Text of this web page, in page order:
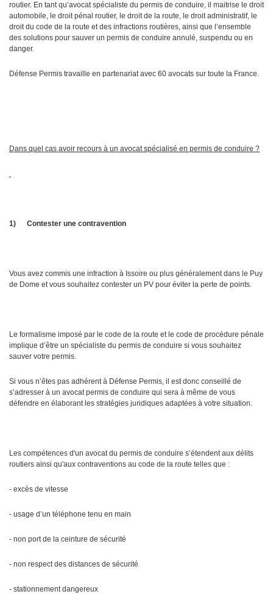
routier. En tant qu’avocat spécialiste du permis de conduire, il maitrise le droit
automobile, le droit pénal routier, le droit de la route, le droit administratif, le
droit du code de la route et des infractions routières, ainsi que l’ensemble
des solutions pour sauver un permis de conduire annulé, suspendu ou en
danger.
Défense Permis travaille en partenariat avec 60 avocats sur toute la France.
Dans quel cas avoir recours à un avocat spécialisé en permis de conduire ?
1) Contester une contravention
Vous avez commis une infraction à Issoire ou plus généralement dans le Puy
de Dome et vous souhaitez contester un PV pour éviter la perte de points.
Le formalisme imposé par le code de la route et le code de procédure pénale
implique d’être un spécialiste du permis de conduire si vous souhaitez
sauver votre permis.
Si vous n’êtes pas adhérent à Défense Permis, il est donc conseillé de
s’adresser à un avocat permis de conduire qui sera à même de vous
défendre en élaborant les stratégies juridiques adaptées à votre situation.
Les compétences d'un avocat du permis de conduire s’étendent aux délits
routiers ainsi qu'aux contraventions au code de la route telles que :
- excès de vitesse
- usage d’un téléphone tenu en main
- non port de la ceinture de sécurité
- non respect des distances de sécurité
- stationnement dangereux